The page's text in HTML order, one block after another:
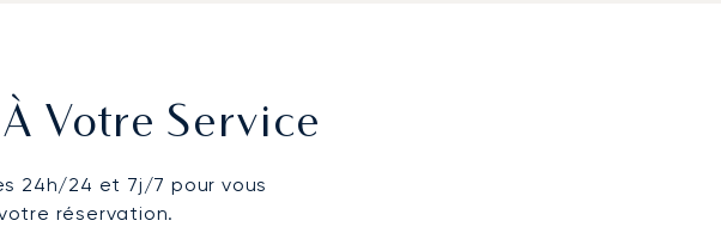
Votre Service
24h/24 et 7j/7 pour vous
réservation.